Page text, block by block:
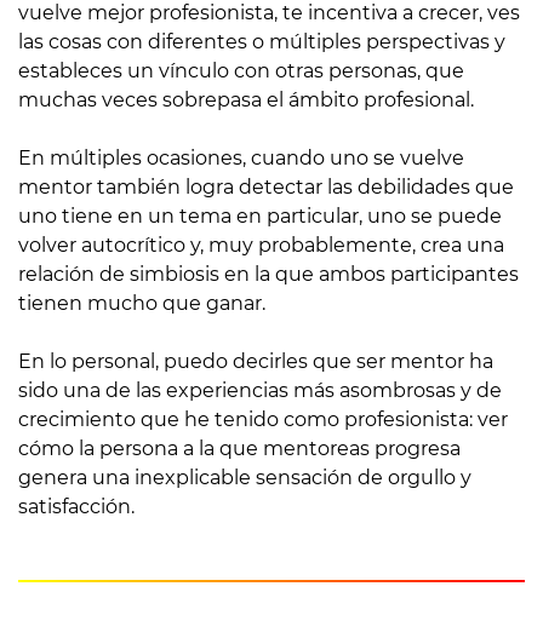
vuelve mejor profesionista, te incentiva a crecer, ves
las cosas con diferentes o múltiples perspectivas y
estableces un vínculo con otras personas, que
muchas veces sobrepasa el ámbito profesional.
En múltiples ocasiones, cuando uno se vuelve
mentor también logra detectar las debilidades que
uno tiene en un tema en particular, uno se puede
volver autocrítico y, muy probablemente, crea una
relación de simbiosis en la que ambos participantes
tienen mucho que ganar.
En lo personal, puedo decirles que ser mentor ha
sido una de las experiencias más asombrosas y de
crecimiento que he tenido como profesionista: ver
cómo la persona a la que mentoreas progresa
genera una inexplicable sensación de orgullo y
satisfacción.